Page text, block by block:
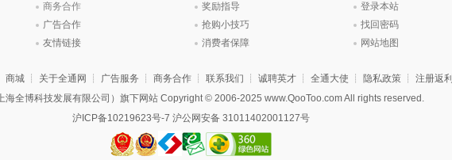
商务合作
广告合作
友情链接
奖励指导
抢购小技巧
消费者保障
登录本站
找回密码
网站地图
商城┊ 关于全通网 ┊ 广告服务 ┊ 商务合作┊ 联系我们 ┊ 诚聘英才┊ 全通大使 ┊ 隐私政策┊ 注册返利
海全博科技发展有限公司）旗下网站 Copyright © 2006-2025 www.QooToo.com All rights reserved.
沪ICP备10219623号-7 沪公网安备 31011402001127号